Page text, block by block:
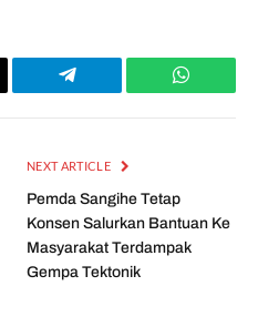
Telegram
NEXT ARTICLE
Pemda Sangihe Tetap
Konsen Salurkan Bantuan Ke
Masyarakat Terdampak
Gempa Tektonik